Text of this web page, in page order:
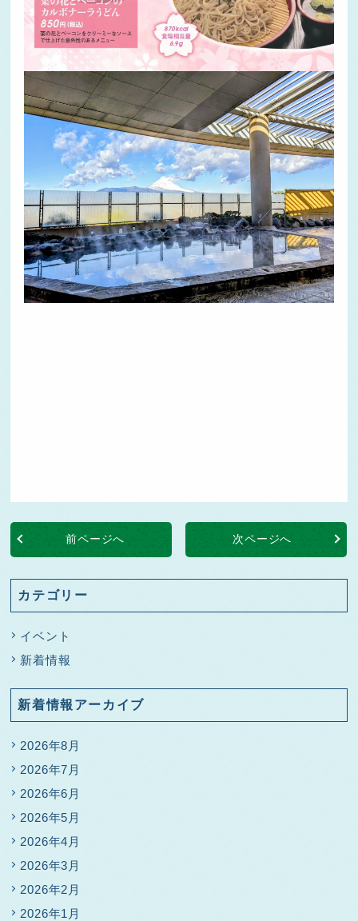
前ページへ 次ページへ
カテゴリー
イベント
新着情報
新着情報アーカイブ
2026年8月
2026年7月
2026年6月
2026年5月
2026年4月
2026年3月
2026年2月
2026年1月